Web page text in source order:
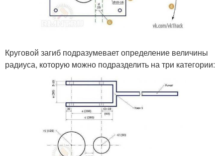
Круговой загиб подразумевает определение величины
радиуса, которую можно подразделить на три категории: